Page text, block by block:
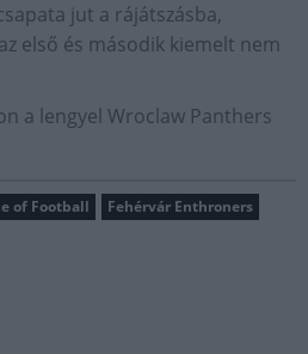
jut a rájátszásba,
első és második kiemelt nem
a lengyel Wroclaw Panthers
of Football
Fehérvár Enthroners